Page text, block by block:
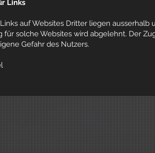
Links
auf Websites Dritter liegen ausserhalb
für solche Websites wird abgelehnt. Der
Gefahr des Nutzers.